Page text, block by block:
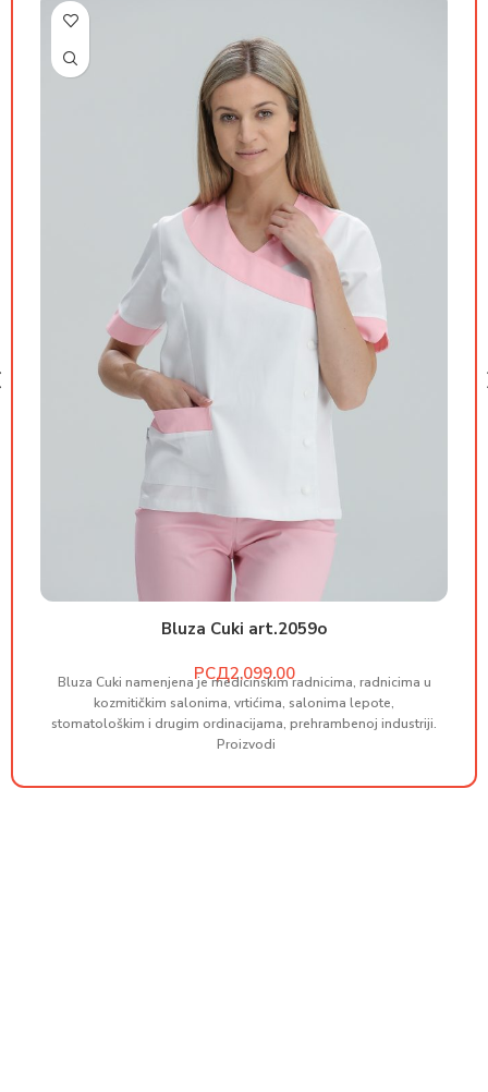
Bluza Cuki art.2059o
РСД
Bluza Cuki namenjena je medicinskim radnicima, radnicima u
kozmitičkim salonima, vrtićima, salonima lepote,
stomatološkim i drugim ordinacijama, prehrambenoj industriji.
Proizvodi